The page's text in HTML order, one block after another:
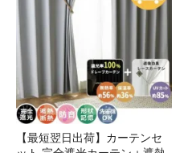
【最短翌日出荷】カーテンセ